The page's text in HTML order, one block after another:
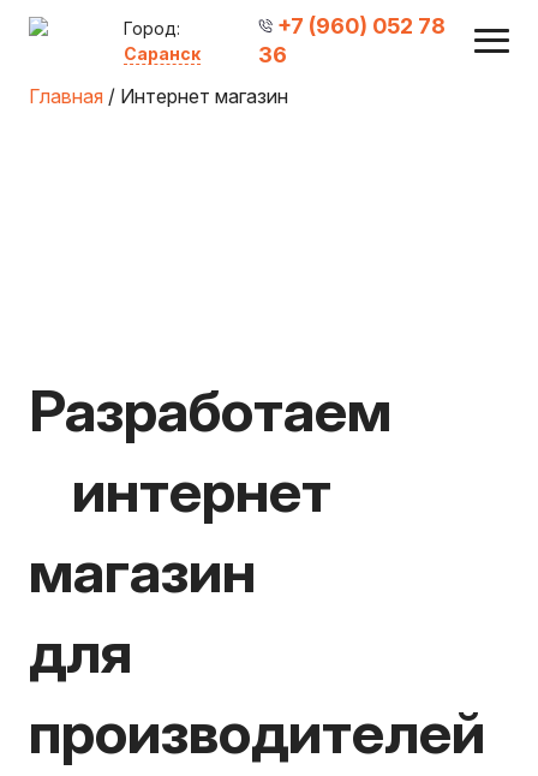
Город:
Саранск
+7 (960) 052 78
36
Главная / Интернет магазин
Разработаем
интернет
магазин
для
производителей